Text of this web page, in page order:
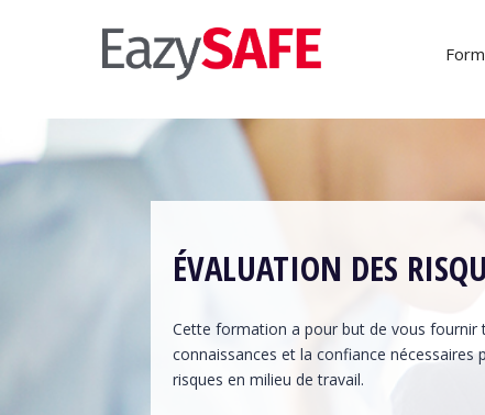
ÉVALUATION DES
Cette formation a pour but de vous fournir
connaissances et la confiance nécessaires
risques en milieu de travail.